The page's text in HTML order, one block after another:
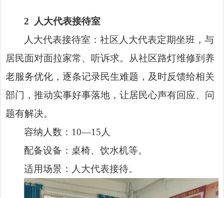
2
人大代表接待室
人大代表接待室：社区人大代表定期坐班，与
居民面对面拉家常、听诉求。从社区路灯维修到养
老服务优化，逐条记录民生难题，及时反馈给相关
部门，推动实事好事落地，让居民心声有回应、问
题有解决。
容纳人数：10—15人
配备设备：桌椅、饮水机等。
适用场景：人大代表接待。